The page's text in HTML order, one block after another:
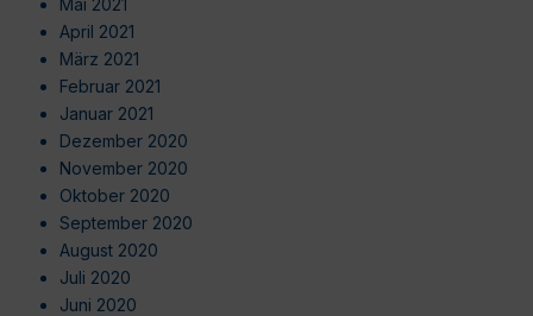
April 2021
März 2021
Februar 2021
Januar 2021
Dezember 2020
November 2020
Oktober 2020
September 2020
August 2020
Juli 2020
Juni 2020